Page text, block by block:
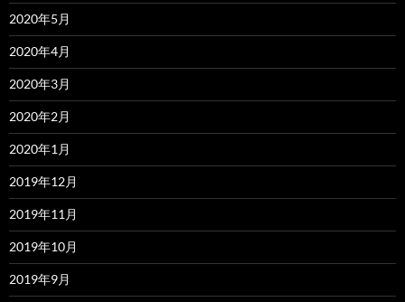
2020年5月
2020年4月
2020年3月
2020年2月
2020年1月
2019年12月
2019年11月
2019年10月
2019年9月